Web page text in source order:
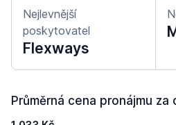
Nejlevnější
poskytovatel
Flexways
Průměrná cena pronájmu za